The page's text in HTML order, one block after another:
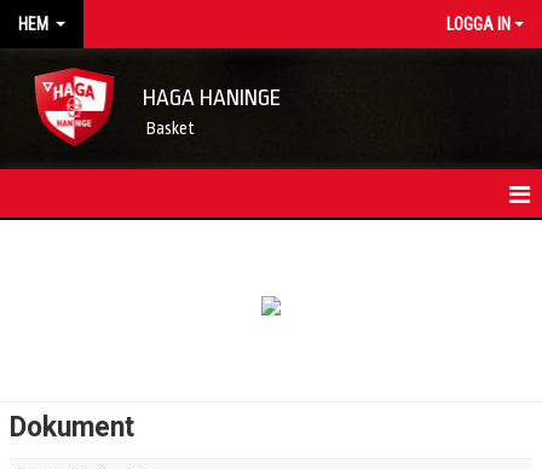
HEM LOGGA IN
HAGA HANINGE
Basket
Dokument